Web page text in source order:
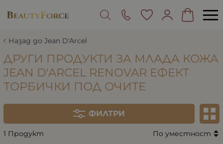
Назад до Jean D'Arcel
ДРУГИ ПРОДУКТИ ЗА МЛАДА КОЖА
JEAN D'ARCEL RENOVAR ЕФЕКТ
ТОРБИЧКИ ПОД ОЧИТЕ
ФИЛТРИ
1 Продукт По уместност